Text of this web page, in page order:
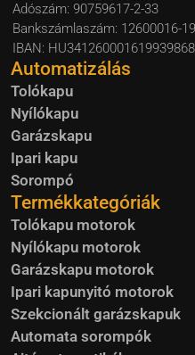
Adószám: 90759617-2-33
Bankszámlaszám: 12600016-
IBAN:
Automatizálás
Tolókapu
Nyílókapu
Garázskapu
Ipari kapu
Sorompó
Termékkategóriák
Tolókapu motorok
Nyílókapu motorok
Garázskapu motorok
Ipari kapunyitó motorok
Szekcionált garázskapuk
Automata sorompók